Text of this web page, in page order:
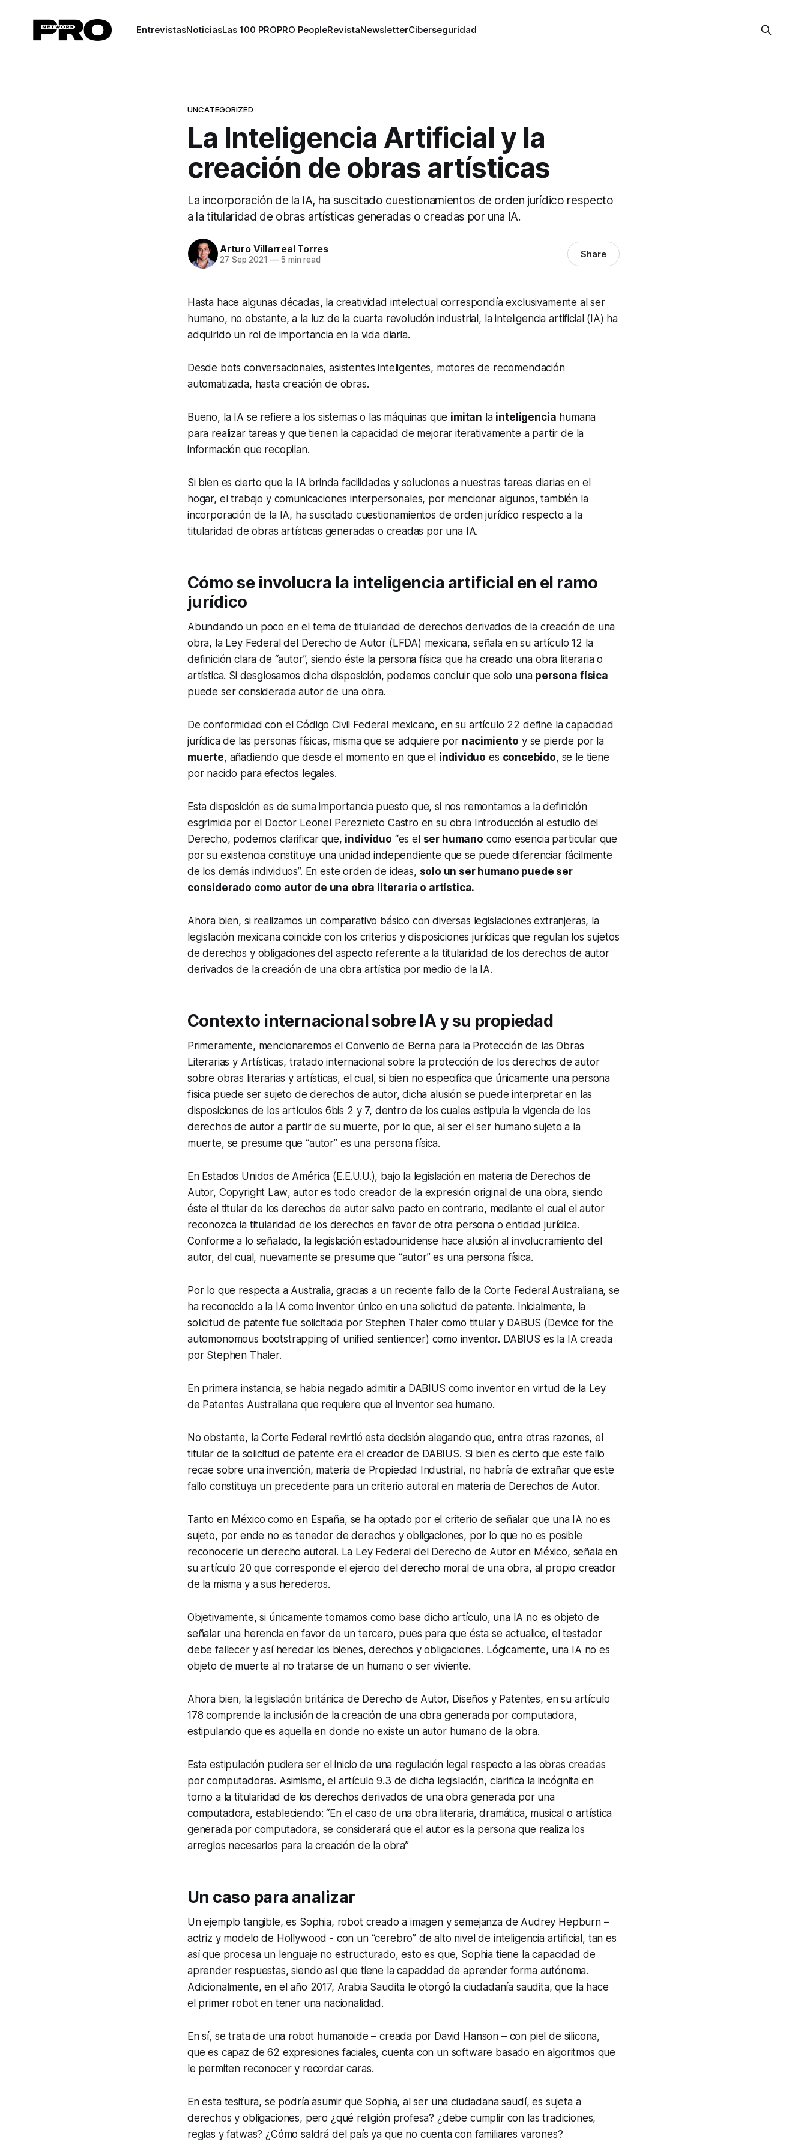
EntrevistasNoticiasLas 100 PROPRO PeopleRevistaNewsletterCiberseguridad
UNCATEGORIZED
La Inteligencia Artificial y la
creación de obras artísticas
La incorporación de la IA, ha suscitado cuestionamientos de orden jurídico respecto
a la titularidad de obras artísticas generadas o creadas por una IA.
Arturo Villarreal Torres
27 Sep 2021 —5 min read Share
Hasta hace algunas décadas, la creatividad intelectual correspondía exclusivamente al ser
humano, no obstante, a la luz de la cuarta revolución industrial, la inteligencia artificial (IA) ha
adquirido un rol de importancia en la vida diaria.
Desde bots conversacionales, asistentes inteligentes, motores de recomendación
automatizada, hasta creación de obras.
Bueno, la IA se refiere a los sistemas o las máquinas que imitan la inteligencia humana
para realizar tareas y que tienen la capacidad de mejorar iterativamente a partir de la
información que recopilan.
Si bien es cierto que la IA brinda facilidades y soluciones a nuestras tareas diarias en el
hogar, el trabajo y comunicaciones interpersonales, por mencionar algunos, también la
incorporación de la IA, ha suscitado cuestionamientos de orden jurídico respecto a la
titularidad de obras artísticas generadas o creadas por una IA.
Cómo se involucra la inteligencia artificial en el ramo
jurídico
Abundando un poco en el tema de titularidad de derechos derivados de la creación de una
obra, la Ley Federal del Derecho de Autor (LFDA) mexicana, señala en su artículo 12 la
definición clara de “autor”, siendo éste la persona física que ha creado una obra literaria o
artística. Si desglosamos dicha disposición, podemos concluir que solo una persona física
puede ser considerada autor de una obra.
De conformidad con el Código Civil Federal mexicano, en su artículo 22 define la capacidad
jurídica de las personas físicas, misma que se adquiere por nacimiento y se pierde por la
muerte, añadiendo que desde el momento en que el individuo es concebido, se le tiene
por nacido para efectos legales.
Esta disposición es de suma importancia puesto que, si nos remontamos a la definición
esgrimida por el Doctor Leonel Pereznieto Castro en su obra Introducción al estudio del
Derecho, podemos clarificar que, individuo “es el ser humano como esencia particular que
por su existencia constituye una unidad independiente que se puede diferenciar fácilmente
de los demás individuos”. En este orden de ideas, solo un ser humano puede ser
considerado como autor de una obra literaria o artística.
Ahora bien, si realizamos un comparativo básico con diversas legislaciones extranjeras, la
legislación mexicana coincide con los criterios y disposiciones jurídicas que regulan los sujetos
de derechos y obligaciones del aspecto referente a la titularidad de los derechos de autor
derivados de la creación de una obra artística por medio de la IA.
Contexto internacional sobre IA y su propiedad
Primeramente, mencionaremos el Convenio de Berna para la Protección de las Obras
Literarias y Artísticas, tratado internacional sobre la protección de los derechos de autor
sobre obras literarias y artísticas, el cual, si bien no especifica que únicamente una persona
física puede ser sujeto de derechos de autor, dicha alusión se puede interpretar en las
disposiciones de los artículos 6bis 2 y 7, dentro de los cuales estipula la vigencia de los
derechos de autor a partir de su muerte, por lo que, al ser el ser humano sujeto a la
muerte, se presume que “autor” es una persona física.
En Estados Unidos de América (E.E.U.U.), bajo la legislación en materia de Derechos de
Autor, Copyright Law, autor es todo creador de la expresión original de una obra, siendo
éste el titular de los derechos de autor salvo pacto en contrario, mediante el cual el autor
reconozca la titularidad de los derechos en favor de otra persona o entidad jurídica.
Conforme a lo señalado, la legislación estadounidense hace alusión al involucramiento del
autor, del cual, nuevamente se presume que “autor” es una persona física.
Por lo que respecta a Australia, gracias a un reciente fallo de la Corte Federal Australiana, se
ha reconocido a la IA como inventor único en una solicitud de patente. Inicialmente, la
solicitud de patente fue solicitada por Stephen Thaler como titular y DABUS ( Device for the
automonomous bootstrapping of unified sentiencer) como inventor. DABIUS es la IA creada
por Stephen Thaler.
En primera instancia, se había negado admitir a DABIUS como inventor en virtud de la Ley
de Patentes Australiana que requiere que el inventor sea humano.
No obstante, la Corte Federal revirtió esta decisión alegando que, entre otras razones, el
titular de la solicitud de patente era el creador de DABIUS. Si bien es cierto que este fallo
recae sobre una invención, materia de Propiedad Industrial, no habría de extrañar que este
fallo constituya un precedente para un criterio autoral en materia de Derechos de Autor.
Tanto en México como en España, se ha optado por el criterio de señalar que una IA no es
sujeto, por ende no es tenedor de derechos y obligaciones, por lo que no es posible
reconocerle un derecho autoral. La Ley Federal del Derecho de Autor en México, señala en
su artículo 20 que corresponde el ejercio del derecho moral de una obra, al propio creador
de la misma y a sus herederos.
Objetivamente, si únicamente tomamos como base dicho artículo, una IA no es objeto de
señalar una herencia en favor de un tercero, pues para que ésta se actualice, el testador
debe fallecer y así heredar los bienes, derechos y obligaciones. Lógicamente, una IA no es
objeto de muerte al no tratarse de un humano o ser viviente.
Ahora bien, la legislación británica de Derecho de Autor, Diseños y Patentes, en su artículo
178 comprende la inclusión de la creación de una obra generada por computadora,
estipulando que es aquella en donde no existe un autor humano de la obra.
Esta estipulación pudiera ser el inicio de una regulación legal respecto a las obras creadas
por computadoras. Asimismo, el artículo 9.3 de dicha legislación, clarifica la incógnita en
torno a la titularidad de los derechos derivados de una obra generada por una
computadora, estableciendo: “En el caso de una obra literaria, dramática, musical o artística
generada por computadora, se considerará que el autor es la persona que realiza los
arreglos necesarios para la creación de la obra”
Un caso para analizar
Un ejemplo tangible, es Sophia, robot creado a imagen y semejanza de Audrey Hepburn –
actriz y modelo de Hollywood - con un “cerebro” de alto nivel de inteligencia artificial, tan es
así que procesa un lenguaje no estructurado, esto es que, Sophia tiene la capacidad de
aprender respuestas, siendo así que tiene la capacidad de aprender forma autónoma.
Adicionalmente, en el año 2017, Arabia Saudita le otorgó la ciudadanía saudita, que la hace
el primer robot en tener una nacionalidad.
En sí, se trata de una robot humanoide – creada por David Hanson – con piel de silicona,
que es capaz de 62 expresiones faciales, cuenta con un software basado en algoritmos que
le permiten reconocer y recordar caras.
En esta tesitura, se podría asumir que Sophia, al ser una ciudadana saudí, es sujeta a
derechos y obligaciones, pero ¿qué religión profesa? ¿debe cumplir con las tradiciones,
reglas yfatwas? ¿Cómo saldrá del país ya que no cuenta con familiares varones?